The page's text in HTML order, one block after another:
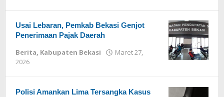
Usai Lebaran, Pemkab Bekasi Genjot
Penerimaan Pajak Daerah
Berita, Kabupaten Bekasi
Maret 27,
2026
Polisi Amankan Lima Tersangka Kasus